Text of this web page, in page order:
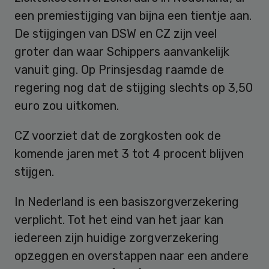
een premiestijging van bijna een tientje aan.
De stijgingen van DSW en CZ zijn veel
groter dan waar Schippers aanvankelijk
vanuit ging. Op Prinsjesdag raamde de
regering nog dat de stijging slechts op 3,50
euro zou uitkomen.
CZ voorziet dat de zorgkosten ook de
komende jaren met 3 tot 4 procent blijven
stijgen.
In Nederland is een basiszorgverzekering
verplicht. Tot het eind van het jaar kan
iedereen zijn huidige zorgverzekering
opzeggen en overstappen naar een andere